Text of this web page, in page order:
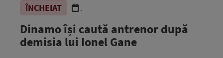
ÎNCHEIAT .
Dinamo își caută antrenor după
demisia lui Ionel Gane